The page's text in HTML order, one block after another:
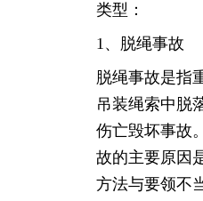
类型：
1、脱绳事故
脱绳事故是指
吊装绳索中脱
伤亡毁坏事故
故的主要原因
方法与要领不